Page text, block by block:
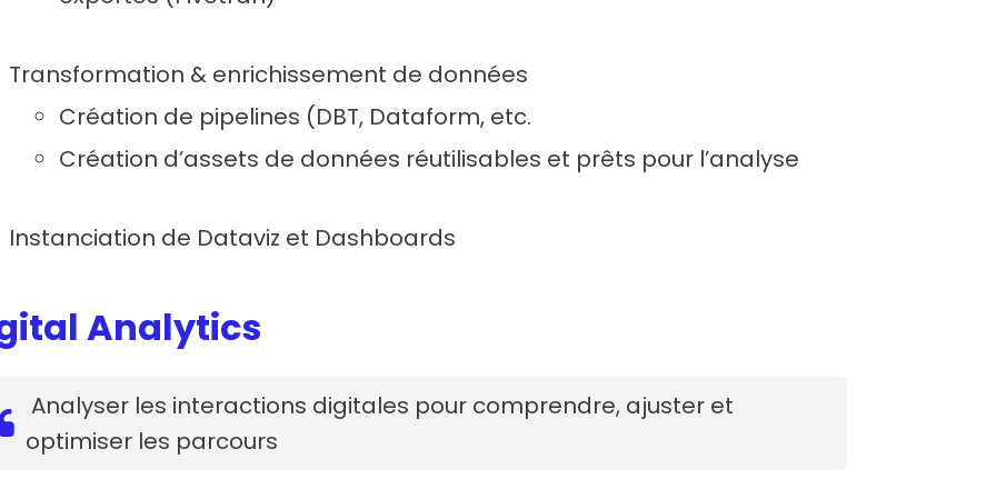
Transformation & enrichissement de données
Création de pipelines (DBT, Dataform, etc.
Création d’assets de données réutilisables et prêts pour l’analyse
Instanciation de Dataviz et Dashboards
Analytics
Analyser les interactions digitales pour comprendre, ajuster et
optimiser les parcours